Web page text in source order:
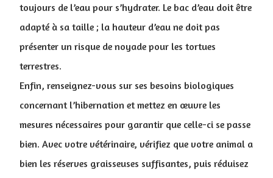
toujours de l’eau pour s’hydrater. Le bac d’eau doit être
adapté à sa taille ; la hauteur d’eau ne doit pas
présenter un risque de noyade pour les tortues
terrestres.
Enfin, renseignez-vous sur ses besoins biologiques
concernant l’hibernation et mettez en œuvre les
mesures nécessaires pour garantir que celle-ci se passe
bien. Avec votre vétérinaire, vérifiez que votre animal a
bien les réserves graisseuses suffisantes, puis réduisez